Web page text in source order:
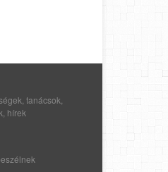
tanácsok,
hírek